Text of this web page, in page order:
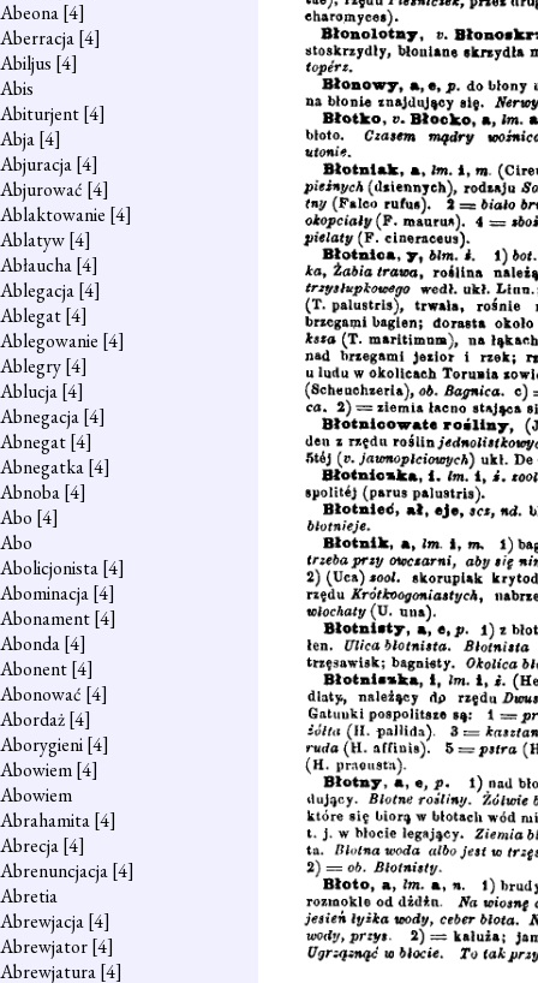
Abeona[4]
Aberracja[4]
Abiljus [4]
Abis
Abiturjent[4]
Abja[4]
Abjuracja[4]
Abjurować [4]
Ablaktowanie [4]
Ablatyw[4]
Abłaucha[4]
Ablegacja[4]
Ablegat[4]
Ablegowanie [4]
Ablegry[4]
Ablucja[4]
Abnegacja[4]
Abnegat[4]
Abnegatka[4]
Abnoba[4]
Abo [4]
Abo
Abolicjonista[4]
Abominacja[4]
Abonament[4]
Abonda[4]
Abonent[4]
Abonować [4]
Abordaż[4]
Aborygieni[4]
Abowiem[4]
Abowiem
Abrahamita[4]
Abrecja[4]
Abrenuncjacja[4]
Abretia
Abrewjacja[4]
Abrewjator[4]
Abrewjatura[4]